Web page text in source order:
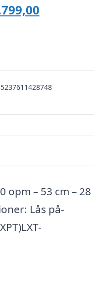
Den
kr.
opm – 53 cm – 28
Lås på-